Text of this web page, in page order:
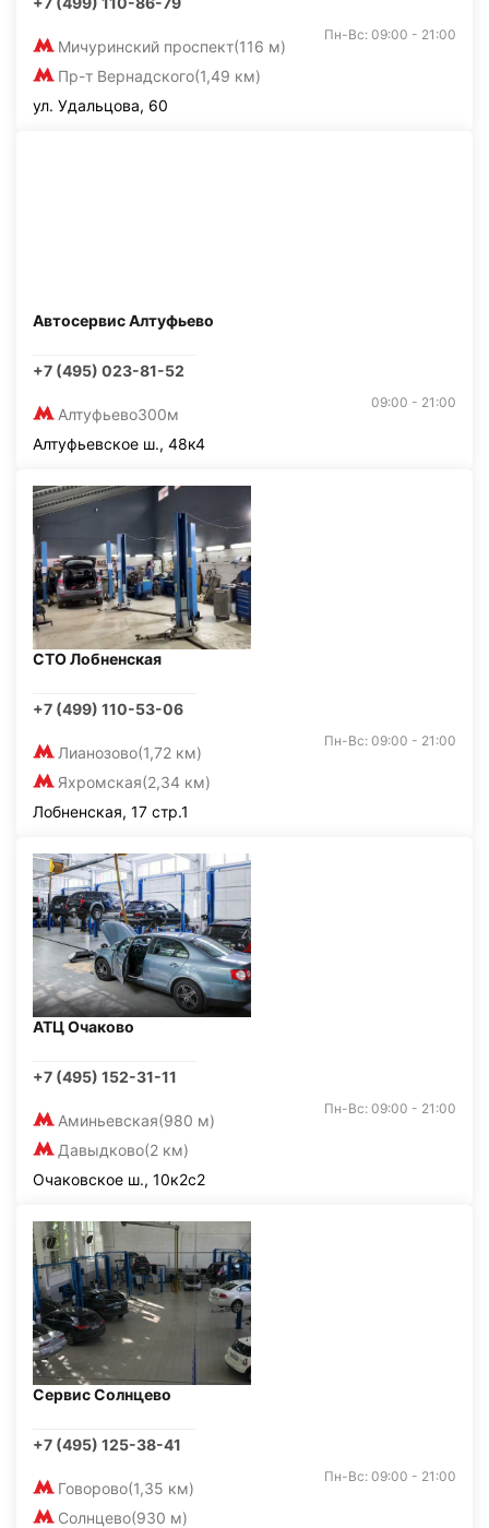
Мичуринский проспект(116 м)
Пр-т Вернадского(1,49 км)
Пн-Вс: 09:00 - 21:00
ул. Удальцова, 60
Автосервис Алтуфьево
+7 (495) 023-81-52
Алтуфьево300м
09:00 - 21:00
Алтуфьевское ш., 48к4
СТО Лобненская
+7 (499) 110-53-06
Лианозово(1,72 км)
Яхромская(2,34 км)
Пн-Вс: 09:00 - 21:00
Лобненская, 17 стр.1
АТЦ Очаково
+7 (495) 152-31-11
Аминьевская(980 м)
Давыдково(2 км)
Пн-Вс: 09:00 - 21:00
Очаковское ш., 10к2с2
Сервис Солнцево
+7 (495) 125-38-41
Говорово(1,35 км)
Солнцево(930 м)
Пн-Вс: 09:00 - 21:00